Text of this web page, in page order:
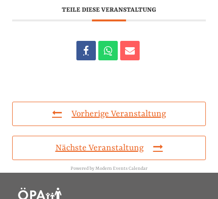
TEILE DIESE VERANSTALTUNG
Vorherige Veranstaltung
Nächste Veranstaltung
Powered byModern Events Calendar